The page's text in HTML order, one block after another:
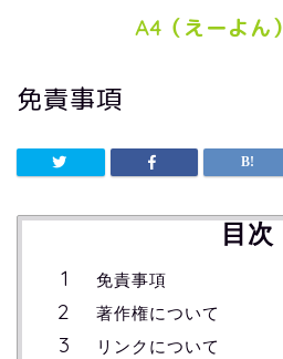
A4（えーよん）
免責事項
目次
免責事項
著作権について
リンクについて